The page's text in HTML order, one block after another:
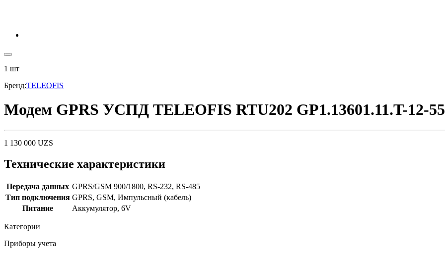
1 шт
Бренд:TELEOFIS
Модем GPRS УСПД TELEOFIS RTU202 GP1.13601.11.T-12-
1 130 000 UZS
Технические характеристики
Передача данных GPRS/GSM 900/1800, RS-232, RS-485
Тип подключения GPRS, GSM, Импульсный (кабель)
Питание
Аккумулятор, 6V
Категории
Приборы учета